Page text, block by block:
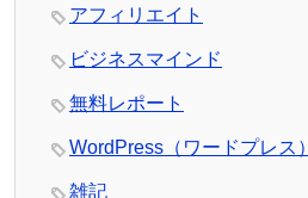
アフィリエイト
ビジネスマインド
無料レポート
WordPress（ワードプレス）
雑記